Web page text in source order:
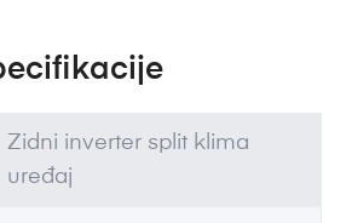
Zidni inverter split klima
uređaj